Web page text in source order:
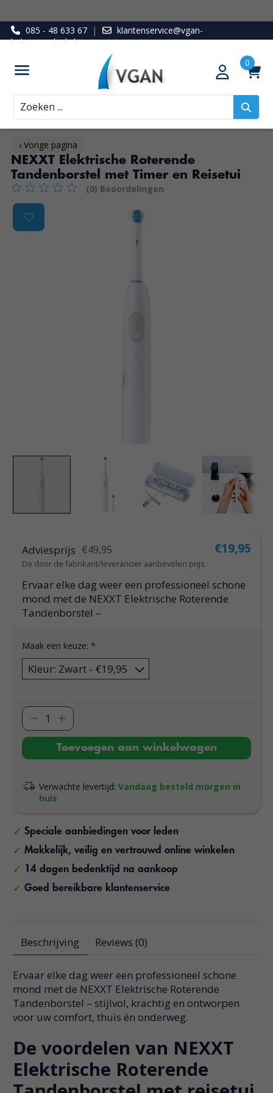
085 - 48 633 67 |
klantenservice@vgan-
ledenvoordeel.nl
Zoeken
‹ Vorige pagina
NEXXT Elektrische Roterende
Tandenborstel met Timer en Reisetui
De beoordeling van dit product is0van de 5
(0) Beoordelingen
Product image slideshow Items
Adviesprijs €49,95
De door de fabrikant/leverancier aanbevolen prijs
€19,95
Ervaar elke dag weer een professioneel schone
mond met de NEXXT Elektrische Roterende
Tandenborstel –
Maak een keuze:*
Toevoegen aan winkelwagen
Verwachte levertijd:Vandaag besteld morgen in
huis
Speciale aanbiedingen voor leden
Makkelijk, veilig en vertrouwd online winkelen
14 dagen bedenktijd na aankoop
Goed bereikbare klantenservice
Beschrijving Reviews (0)
Ervaar elke dag weer een professioneel schone
mond met de NEXXT Elektrische Roterende
Tandenborstel – stijlvol, krachtig en ontworpen
voor uw comfort, thuis én onderweg.
De voordelen van NEXXT
Elektrische Roterende